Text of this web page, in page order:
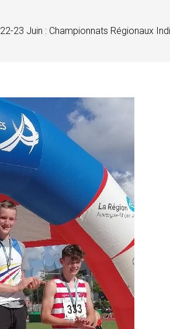
22-23 Juin : Championnats Régionaux